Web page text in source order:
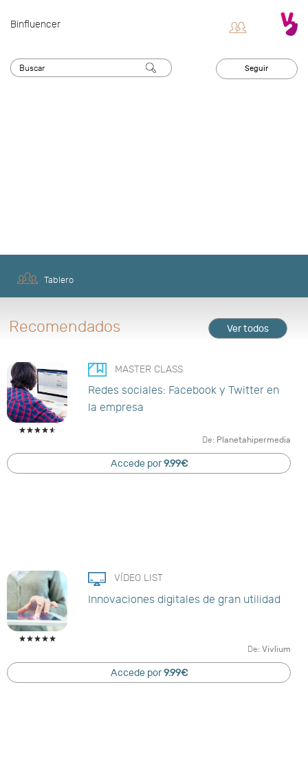
Binfluencer
Seguir
Tablero
Recomendados Ver todos
MASTER CLASS
Redes sociales: Facebook y Twitter en
la empresa
De: Planetahipermedia
Accede por9.99€
VÍDEO LIST
Innovaciones digitales de gran utilidad
De: Vivlium
Accede por9.99€